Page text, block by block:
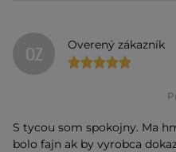
OZ Overený zákazník
S tycou som spokojny. Ma
bolo fajn ak by vyrobca